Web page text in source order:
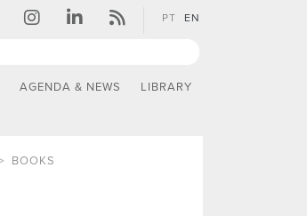
PT EN
AGENDA & NEWS LIBRARY
BOOKS